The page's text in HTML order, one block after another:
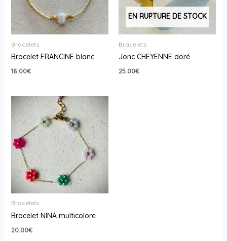
Bracelets
Bracelet FRANCINE blanc
18.00€
EN RUPTURE DE STOCK
Bracelets
Jonc CHEYENNE doré
25.00€
Bracelets
Bracelet NINA multicolore
20.00€